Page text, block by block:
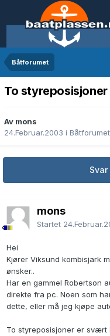
Båtforumet
To styreposisjoner
Av mons
24.Februar.2003 i Båtforumet
mons
Startet
Hei
Kjører Viksund kombisjark
ønsker..
Har en gammel Robertson
direkte fra pc. Noen som
dette, eller må jeg kjøpe
To styreposisjoner er svært